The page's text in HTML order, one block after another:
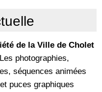
de la Ville de Cholet
Les photographies,
séquences animées
puces graphiques